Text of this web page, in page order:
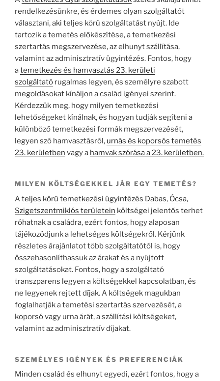
rendelkezésünkre, és érdemes olyan szolgáltatót
választani, aki teljes körű szolgáltatást nyújt. Ide
tartozik a temetés előkészítése, a temetkezési
szertartás megszervezése, az elhunyt szállítása,
valamint az adminisztratív ügyintézés. Fontos, hogy
atemetkezés és hamvasztás 23. kerületi
szolgáltató rugalmas legyen, és személyre szabott
megoldásokat kínáljon a család igényei szerint.
Kérdezzük meg, hogy milyen temetkezési
lehetőségeket kínálnak, és hogyan tudják segíteni a
különböző temetkezési formák megszervezését,
legyen szó hamvasztásról, urnás és koporsós temetés
23. kerületben vagy a hamvak szórása a 23. kerületben.
MILYEN KÖLTSÉGEKKEL JÁR EGY TEMETÉS?
A teljes körű temetkezési ügyintézés Dabas, Ócsa,
Szigetszentmiklós területein költségei jelentős terhet
róhatnak a családra, ezért fontos, hogy alaposan
tájékozódjunk a lehetséges költségekről. Kérjünk
részletes árajánlatot több szolgáltatótól is, hogy
összehasonlíthassuk az árakat és a nyújtott
szolgáltatásokat. Fontos, hogy a szolgáltató
transzparens legyen a költségekkel kapcsolatban, és
ne legyenek rejtett díjak. A költségek magukban
foglalhatják a temetési szertartás szervezését, a
koporsó vagy urna árát, a szállítási költségeket,
valamint az adminisztratív díjakat.
SZEMÉLYES IGÉNYEK ÉS PREFERENCIÁK
Minden család és elhunyt egyedi, ezért fontos, hogy a